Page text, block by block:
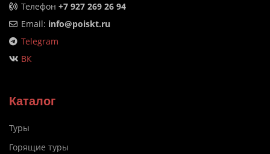
Телефон +7 927 269 26 94
Email: info@poiskt.ru
Telegram
ВК
Каталог
Туры
Горящие туры